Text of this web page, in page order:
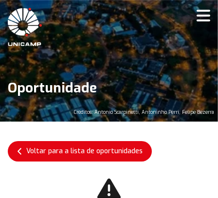
Oportunidade
Créditos: Antonio Scarpinetti, Antoninho Perri, Felipe Bezerra
Voltar para a lista de oportunidades